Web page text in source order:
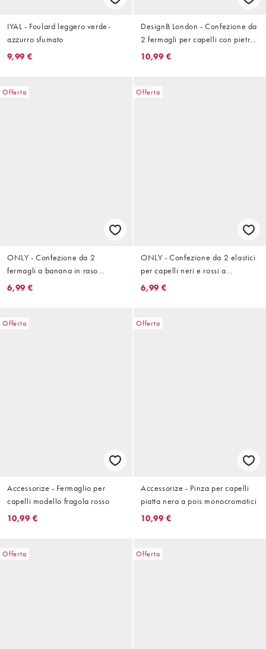
IYAL - Foulard leggero verde-
azzurro sfumato
9,99 €
DesignB London - Confezione da
2 fermagli per capelli con pietre
scheggiate
10,99 €
Offerta
ONLY - Confezione da 2
fermagli a banana in raso
bianchi e neri a pois
6,99 €
Offerta
ONLY - Confezione da 2 elastici
per capelli neri e rossi a
quadretti
6,99 €
Offerta
Accessorize - Fermaglio per
capelli modello fragola rosso
10,99 €
Offerta
Accessorize - Pinza per capelli
piatta nera a pois monocromatici
10,99 €
Offerta Offerta